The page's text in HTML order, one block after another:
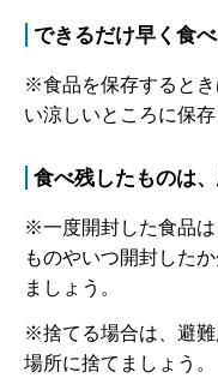
できるだけ早く食べ
※食品を保存すると
い涼しいところに保存
食べ残したものは
※一度開封した食品
ものやいつ開封した
ましょう。
※捨てる場合は、避
場所に捨てましょう。